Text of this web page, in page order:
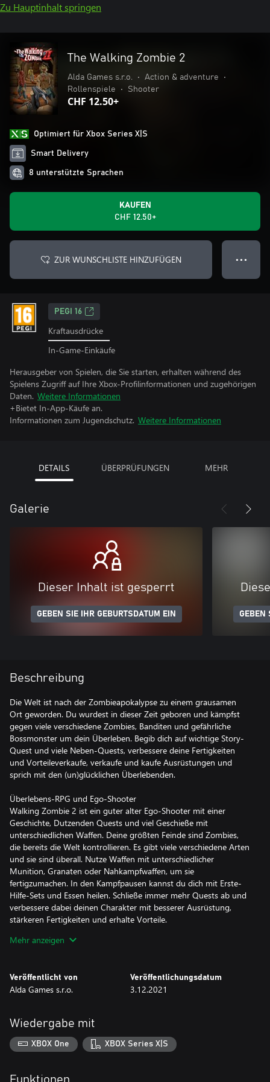
Zu Hauptinhalt springen
The Walking Zombie 2
Alda Games s.r.o. • Action & adventure
•
Rollenspiele
• Shooter
CHF 12.50+
Optimiert für Xbox Series X|S
Smart Delivery
8 unterstützte Sprachen
KAUFEN
CHF 12.50+
ZUR WUNSCHLISTE HINZUFÜGEN ● ● ●
PEGI 16
Kraftausdrücke
In-Game-Einkäufe
Herausgeber von Spielen, die Sie starten, erhalten während des
Spielens Zugriff auf Ihre Xbox-Profilinformationen und zugehörigen
Daten. Weitere Informationen
+Bietet In-App-Käufe an.
Informationen zum Jugendschutz. Weitere Informationen
DETAILS ÜBERPRÜFUNGEN MEHR
Galerie
Dieser Inhalt ist gesperrt
GEBEN SIE IHR GEBURTSDATUM EIN GEBEN
Beschreibung
Die Welt ist nach der Zombieapokalypse zu einem grausamen
Ort geworden. Du wurdest in dieser Zeit geboren und kämpfst
gegen viele verschiedene Zombies, Banditen und gefährliche
Bossmonster um dein Überleben. Begib dich auf wichtige Story-
Quest und viele Neben-Quests, verbessere deine Fertigkeiten
und Vorteileverkaufe, verkaufe und kaufe Ausrüstungen und
sprich mit den (un)glücklichen Überlebenden.
Überlebens-RPG und Ego-Shooter
Walking Zombie 2 ist ein guter alter Ego-Shooter mit einer
Geschichte, Dutzenden Quests und viel Geschieße mit
unterschiedlichen Waffen. Deine größten Feinde sind Zombies,
die bereits die Welt kontrollieren. Es gibt viele verschiedene Arten
und sie sind überall. Nutze Waffen mit unterschiedlicher
Munition, Granaten oder Nahkampfwaffen, um sie
fertigzumachen. In den Kampfpausen kannst du dich mit Erste-
Hilfe-Sets und Essen heilen. Schließe immer mehr Quests ab und
verbessere dabei deinen Charakter mit besserer Ausrüstung,
stärkeren Fertigkeiten und erhalte Vorteile.
Features
- Karmasystem – gute und schlechte Taten schalten neue
Optionen und Begegnungen frei
Ausrüstungsgegenstände
- Waffenskins
- Eine Vielzahl an Gegnern – Zombie-Läufer, Banditen und riesige
- Händler in den Siedlungen
Mehr anzeigen
Veröffentlicht von
Alda Games s.r.o.
Veröffentlichungsdatum
3.12.2021
Wiedergabe mit
XBOX One XBOX Series X|S